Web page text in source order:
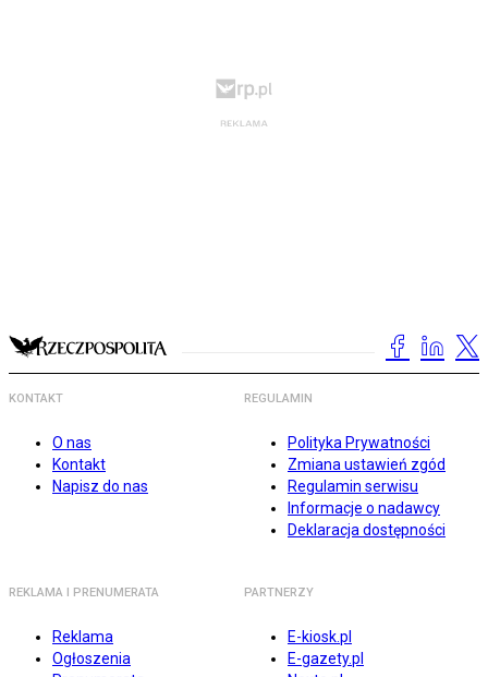
KONTAKT
O nas
Kontakt
Napisz do nas
REGULAMIN
Polityka Prywatności
Zmiana ustawień zgód
Regulamin serwisu
Informacje o nadawcy
Deklaracja dostępności
REKLAMA I PRENUMERATA
Reklama
Ogłoszenia
PARTNERZY
E-kiosk.pl
E-gazety.pl